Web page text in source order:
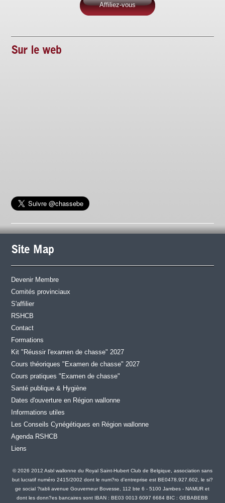
Affiliez-vous
Sur le web
Site Map
Devenir Membre
Comités provinciaux
S'affilier
RSHCB
Contact
Formations
Kit "Réussir l'examen de chasse" 2027
Cours théoriques "Examen de chasse" 2027
Cours pratiques "Examen de chasse"
Santé publique & Hygiène
Dates d'ouverture en Région wallonne
Informations utiles
Les Conseils Cynégétiques en Région wallonne
Agenda RSHCB
Liens
© 2026 2012 Asbl wallonne du Royal Saint-Hubert Club de Belgique, association sans
but lucratif numéro 2415/2002 dont le num?ro d'entreprise est BE0478.927.602, le si?
ge social ?tabli avenue Gouverneur Bovesse, 112 bte 6 - 5100 Jambes - NAMUR et
dont les donn?es bancaires sont IBAN : BE03 0013 6097 6684 BIC : GEBABEBB